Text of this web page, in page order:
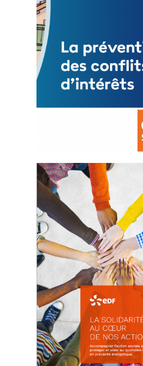
FEUILLETER
La prévention des
d’intérêts
18 septembre 2023
FEUILLETER